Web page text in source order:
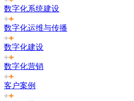
数字化系统建设
数字化运维与传播
数字化建设
数字化营销
客户案例